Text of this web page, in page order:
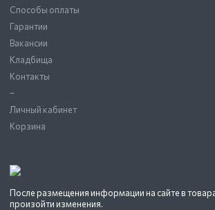
После размещения информации на сайте в
произойти изменения.
Способы оплаты
Гарантии
Вакансии
Кладбища
Контакты
–
Личный кабинет
Корзина